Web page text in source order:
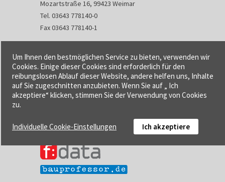
Mozartstraße 16, 99423 Weimar
Tel. 03643 778140-0
Fax 03643 778140-1
info@fdata.de
Kontakt
Impressum
Datenschutzerklärung
Urheberrecht und Haftung
Cookie-Einstellungen
Um Ihnen den bestmöglichen Service zu bieten, verwenden wir
Cookies. Einige dieser Cookies sind erforderlich für den
reibungslosen Ablauf dieser Website, andere helfen uns, Inhalte
auf Sie zugeschnitten anzubieten. Wenn Sie auf „ Ich
akzeptiere“ klicken, stimmen Sie der Verwendung von Cookies
zu.
Individuelle Cookie-Einstellungen Ich akzeptiere